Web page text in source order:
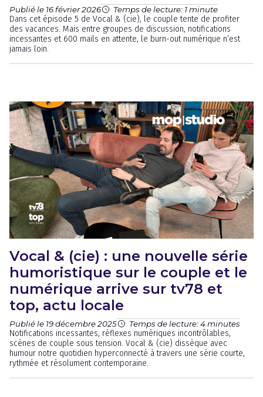
Publié le 16 février 2026 Temps de lecture: 1 minute
Dans cet épisode 5 de Vocal & (cie), le couple tente de profiter
des vacances. Mais entre groupes de discussion, notifications
incessantes et 600 mails en attente, le burn-out numérique n’est
jamais loin.
Vocal & (cie) : une nouvelle série
humoristique sur le couple et le
numérique arrive sur tv78 et
top, actu locale
Publié le 19 décembre 2025 Temps de lecture: 4 minutes
Notifications incessantes, réflexes numériques incontrôlables,
scènes de couple sous tension. Vocal & (cie) dissèque avec
humour notre quotidien hyperconnecté à travers une série courte,
rythmée et résolument contemporaine.